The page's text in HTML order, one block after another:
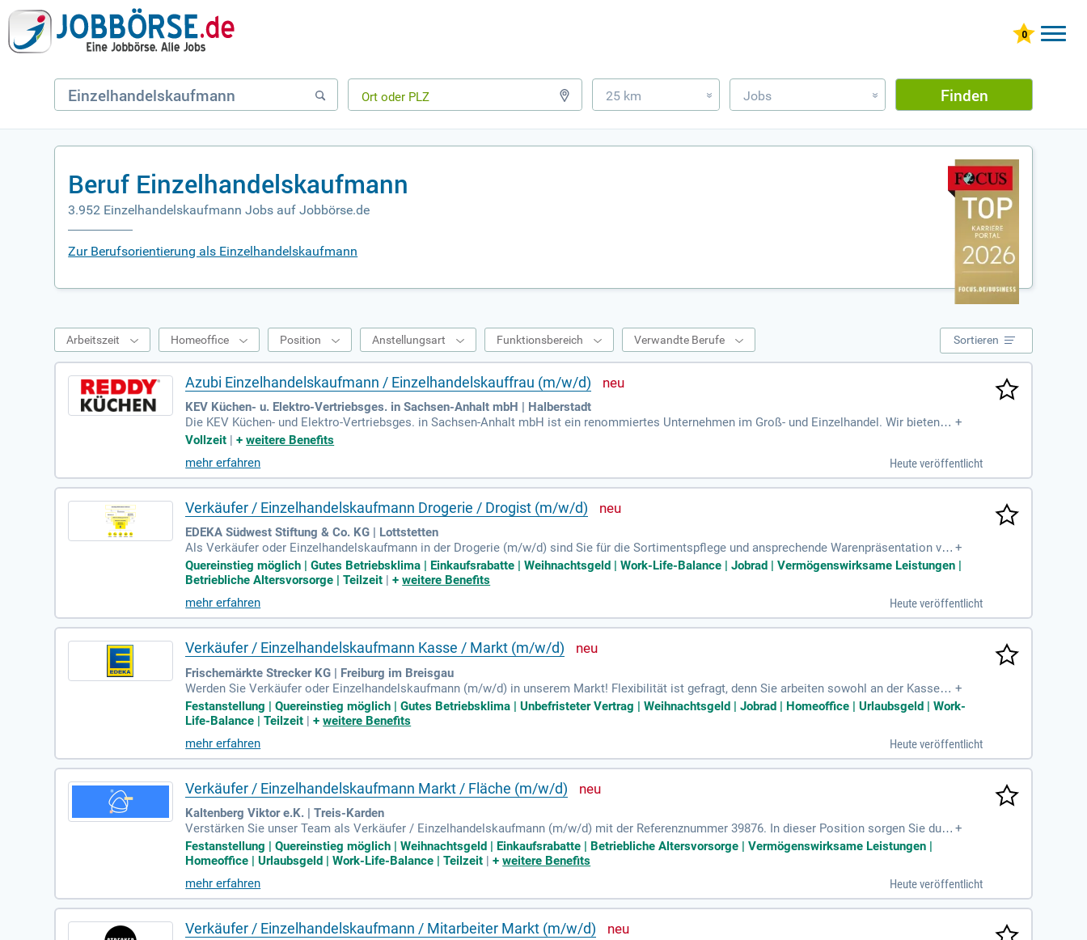
25 km » Jobs » Finden
Beruf Einzelhandelskaufmann
3.952 Einzelhandelskaufmann Jobs auf Jobbörse.de
Zur Berufsorientierung als Einzelhandelskaufmann
Arbeitszeit Homeoffice Position Anstellungsart Funktionsbereich Verwandte Berufe Sortieren
Azubi Einzelhandelskaufmann / Einzelhandelskauffrau (m/w/d)
KEV Küchen- u. Elektro-Vertriebsges. in Sachsen-Anhalt mbH | Halberstadt
Die KEV Küchen- und Elektro-Vertriebsges. in Sachsen-Anhalt mbH ist ein renommiertes Unternehmen im Groß- und Einzelhandel. Wir bieten ei
ne vielfältige Auswahl an Küchen- und Elektroartikeln, ergänzt durch erstklassige Beratung und Service. Unser engagiertes Team garantiert qual
en und die kontinuierliche Weiterbildung unserer Mitarbeiter. Beginne deine Ausbildung bei uns und profitiere von individueller Förderung in eine
m motivierten Team. Bewirb dich jetzt und erlebe spannende Einblicke sowie erstklassige Entwicklungsmöglichkeiten im Handel!
+
Vollzeit |+weitere Benefits
mehr erfahren
Heute veröffentlicht
Verkäufer / Einzelhandelskaufmann Drogerie / Drogist (m/w/d)
EDEKA Südwest Stiftung & Co. KG | Lottstetten
Als Verkäufer oder Einzelhandelskaufmann in der Drogerie (m/w/d) sind Sie für die Sortimentspflege und ansprechende Warenpräsentation ver
antwortlich. Ihre Aufgaben umfassen die korrekte Preisauszeichnung sowie die Einhaltung von Hygienerichtlinien, um ein sauberes Ladenbild z
u gewährleisten. Sie beraten Kunden fachkundig, um ein positives Einkaufserlebnis zu schaffen. Idealerweise haben Sie eine abgeschlossene A
Teamgeist sind bei Ihrer Arbeit unerlässlich. Profitieren Sie zudem von einem 10%-Rabatt auf EDEKA-Einkäufe!
+
Quereinstieg möglich | Gutes Betriebsklima | Einkaufsrabatte | Weihnachtsgeld | Work-Life-Balance | Jobrad | Vermögenswirksame Leistungen |
Betriebliche Altersvorsorge | Teilzeit |+weitere Benefits
mehr erfahren
Heute veröffentlicht
Verkäufer / Einzelhandelskaufmann Kasse / Markt (m/w/d)
Frischemärkte Strecker KG | Freiburg im Breisgau
Werden Sie Verkäufer oder Einzelhandelskaufmann (m/w/d) in unserem Markt! Flexibilität ist gefragt, denn Sie arbeiten sowohl an der Kasse al
s auch in verschiedenen Marktbereichen. Zu Ihren Aufgaben zählen die Warenpräsenz und das Verräumen der Produkte, während Sie die Bestän
de im Auge behalten. Kundenservice steht bei uns an erster Stelle: Sie beraten und bedienen unsere Kunden kompetent. Idealerweise bringen Si
und die Freude an der Zusammenarbeit mit Menschen. Bewerben Sie sich jetzt!
+
Festanstellung | Quereinstieg möglich | Gutes Betriebsklima | Unbefristeter Vertrag | Weihnachtsgeld | Jobrad | Homeoffice | Urlaubsgeld | Work-
Life-Balance | Teilzeit |+weitere Benefits
mehr erfahren
Heute veröffentlicht
Verkäufer / Einzelhandelskaufmann Markt / Fläche (m/w/d)
Kaltenberg Viktor e.K. | Treis-Karden
Verstärken Sie unser Team als Verkäufer / Einzelhandelskaufmann (m/w/d) mit der Referenznummer 39876. In dieser Position sorgen Sie durc
h exzellenten Kundenservice und kompetente Beratung für ein unvergessliches Einkaufserlebnis. Zudem sind Sie verantwortlich für die Regalpfl
ege und die Bestellung neuer Waren, um Engpässe zu vermeiden. Ihre Kontrolle des Wareneingangs garantiert höchste Qualität und Frische. Ide
alerweise bringen Sie eine Ausbildung im Lebensmitteleinzelhandel sowie Erfahrung im Einzelhandel mit, Quereinsteiger sind willkommen. Kre
ativität, Freundlichkeit und ein ausgeprägtes Qualitätsbewusstsein sind Ihre Stärken!
+
Festanstellung | Quereinstieg möglich | Weihnachtsgeld | Einkaufsrabatte | Betriebliche Altersvorsorge | Vermögenswirksame Leistungen |
Homeoffice | Urlaubsgeld | Work-Life-Balance | Teilzeit |+weitere Benefits
mehr erfahren
Heute veröffentlicht
Verkäufer / Einzelhandelskaufmann / Mitarbeiter Markt (m/w/d)